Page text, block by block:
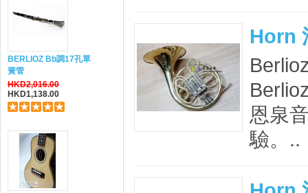
BERLIOZ Bb調17孔單
簧管
HKD2,016.00
HKD1,138.00
Horn
恩泉
驗。..